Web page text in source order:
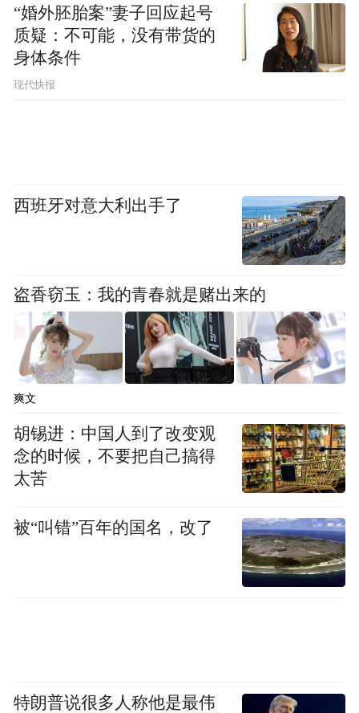
玻璃很透亮，两个小前灯方方正正，其内饰
装饰有滚边的纵条的假缝线，质感非常好，
看起来很有腔调。它不会因为廉价而变得简
陋，用于126p尾灯和前转向灯固定的螺丝使
用的是水晶螺丝，用一个水晶头和照明灯融
为一体，带来璀璨的光芒，而不仅仅是一个
简陋的螺丝钉。
“婚外胚胎案”妻子回应起号
质疑：不可能，没有带货的
身体条件
现代快报
西班牙对意大利出手了
盗香窃玉：我的青春就是赌出来的
爽文
胡锡进：中国人到了改变观
念的时候，不要把自己搞得
太苦
被“叫错”百年的国名，改了
特朗普说很多人称他是最伟